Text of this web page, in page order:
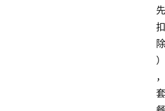
先
扣
除
）
，
套